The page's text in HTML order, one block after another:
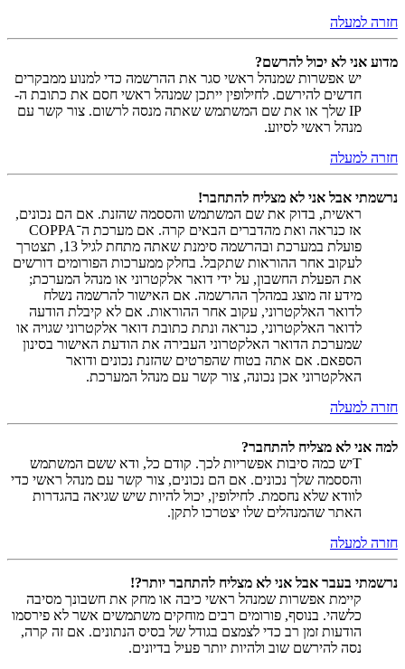
חזרה למעלה
מדוע אני לא יכול להרשם?
יש אפשרות שמנהל ראשי סגר את ההרשמה כדי למנוע ממבקרים
חדשים להירשם. לחילופין ייתכן שמנהל ראשי חסם את כתובת ה-
IP שלך או את שם המשתמש שאתה מנסה לרשום. צור קשר עם
מנהל ראשי לסיוע.
חזרה למעלה
נרשמתי אבל אני לא מצליח להתחבר!
ראשית, בדוק את שם המשתמש והססמה שהזנת. אם הם נכונים,
אז כנראה ואת מהדברים הבאים קרה. אם מערכת ה־COPPA
פועלת במערכת ובהרשמה סימנת שאתה מתחת לגיל 13, תצטרך
לעקוב אחר ההוראות שתקבל. בחלק ממערכות הפורומים דורשים
את הפעלת החשבון, על ידי דואר אלקטרוני או מנהל המערכת;
מידע זה מוצג במהלך ההרשמה. אם האישור להרשמה נשלח
לדואר האלקטרוני, עקוב אחר ההוראות. אם לא קיבלת הודעה
לדואר האלקטרוני, כנראה ונתת כתובת דואר אלקטרוני שגויה או
שמערכת הדואר האלקטרוני העבירה את הודעת האישור בסינון
הספאם. אם אתה בטוח שהפרטים שהזנת נכונים ודואר
האלקטרוני אכן נכונה, צור קשר עם מנהל המערכת.
חזרה למעלה
למה אני לא מצליח להתחבר?
Tיש כמה סיבות אפשריות לכך. קודם כל, ודא ששם המשתמש
והססמה שלך נכונים. אם הם נכונים, צור קשר עם מנהל ראשי כדי
לוודא שלא נחסמת. לחילופין, יכול להיות שיש שגיאה בהגדרות
האתר שהמנהלים שלו יצטרכו לתקן.
חזרה למעלה
נרשמתי בעבר אבל אני לא מצליח להתחבר יותר?!
קיימת אפשרות שמנהל ראשי כיבה או מחק את חשבונך מסיבה
כלשהי. בנוסף, פורומים רבים מוחקים משתמשים אשר לא פירסמו
הודעות זמן רב כדי לצמצם בגודל של בסיס הנתונים. אם זה קרה,
נסה להירשם שוב ולהיות יותר פעיל בדיונים.